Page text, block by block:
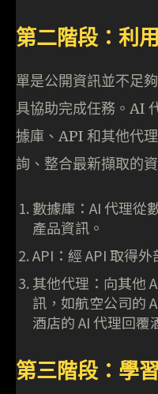
第二階段：利
單是公開資訊並不足
具協助完成任務。AI
據庫、API 和其他代
詢、整合最新擷取的
數據庫：AI 代理從
產品資訊。
API：經 API 取得
其他代理：向其他
訊，如航空公司的
酒店的 AI 代理回覆
第三階段：學